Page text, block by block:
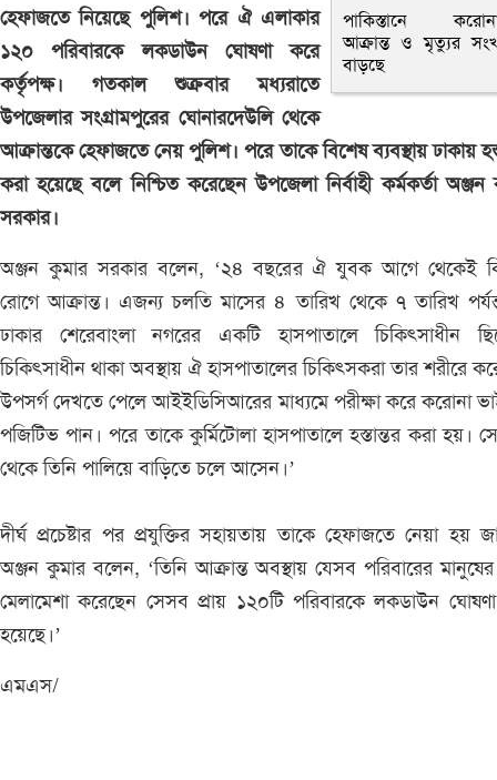
পাকিস্তানে
আক্রান্ত ও মৃত্যুর
বাড়ছে
হেফাজতে নিয়েছে পুলিশ। পরে ঐ এলাকার
১২০ পরিবারকে লকডাউন ঘোষণা করে
কর্তৃপক্ষ। গতকাল শুক্রবার মধ্যরাতে
উপজেলার সংগ্রামপুরের ঘোনারদেউলি থেকে
আক্রান্তকে হেফাজতে নেয় পুলিশ। পরে তাকে বিশেষ ব্যবস্থায় ঢাকায়
করা হয়েছে বলে নিশ্চিত করেছেন উপজেলা নির্বাহী কর্মকর্তা অঞ্জন
সরকার।
অঞ্জন কুমার সরকার বলেন, ‘২৪ বছরের ঐ যুবক আগে থেকেই
রোগে আক্রান্ত। এজন্য চলতি মাসের ৪ তারিখ থেকে ৭ তারিখ
ঢাকার শেরেবাংলা নগরের একটি হাসপাতালে চিকিৎসাধীন
চিকিৎসাধীন থাকা অবস্থায় ঐ হাসপাতালের চিকিৎসকরা তার শরীরে
উপসর্গ দেখতে পেলে আইইডিসিআরের মাধ্যমে পরীক্ষা করে করোনা
পজিটিভ পান। পরে তাকে কুর্মিটোলা হাসপাতালে হস্তান্তর করা হয়।
থেকে তিনি পালিয়ে বাড়িতে চলে আসেন।’
দীর্ঘ প্রচেষ্টার পর প্রযুক্তির সহায়তায় তাকে হেফাজতে নেয়া হয়
অঞ্জন কুমার বলেন, ‘তিনি আক্রান্ত অবস্থায় যেসব পরিবারের মানুষের
মেলামেশা করেছেন সেসব প্রায় ১২০টি পরিবারকে লকডাউন
হয়েছে।’
এমএস/